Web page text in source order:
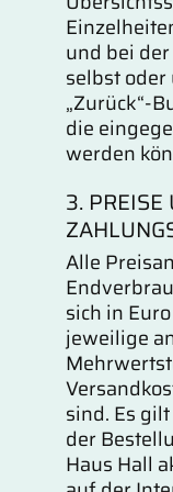
und bei
selbst
„Zurück“-
die
werden
3. PREISE
Alle
sich in
jeweilige
sind. Es
der
Haus Hall